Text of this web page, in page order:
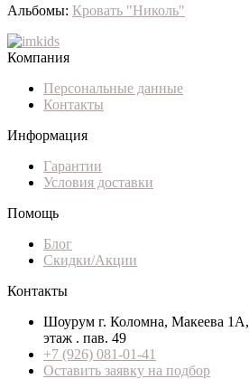
Альбомы: Кровать "Николь"
Компания
Персональные данные
Контакты
Информация
Гарантии
Условия доставки
Помощь
Блог
Скидки/Акции
Контакты
Шоурум г. Коломна, Макеева
этаж . пав. 49
+7 (926) 081-01-41
Оставить заявку на подбор